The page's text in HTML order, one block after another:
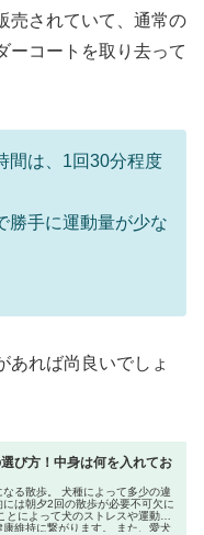
売されていて、通常の
ーコートを取り去って
間は、1回30分程度
勝手に運動量が少な
あれば尚良いでしょ
び方！中身は何を入れてお
る散歩。 犬種によって多少の違
は朝夕2回の散歩が必要不可欠に
によって犬のストレスや運動不
維持に繋がります。 また、愛犬